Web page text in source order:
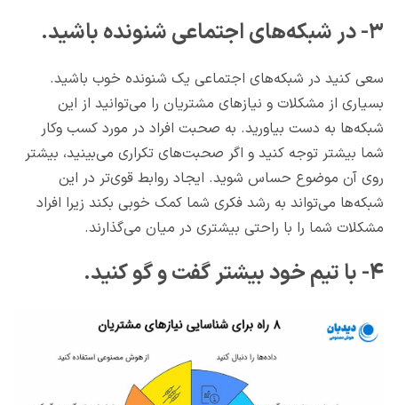
۳- در شبکه‌های اجتماعی شنونده باشید.
سعی کنید در شبکه‌های اجتماعی یک شنونده خوب باشید.
بسیاری از مشکلات و نیازهای مشتریان را می‌توانید از این
شبکه‌ها به دست بیاورید. به صحبت افراد در مورد کسب وکار
شما بیشتر توجه کنید و اگر صحبت‌های تکراری می‌بینید، بیشتر
روی آن موضوع حساس شوید. ایجاد روابط قوی‌تر در این
شبکه‌ها می‌تواند به رشد فکری شما کمک خوبی بکند زیرا افراد
مشکلات شما را با راحتی بیشتری در میان می‌گذارند.
۴- با تیم خود بیشتر گفت و گو کنید.